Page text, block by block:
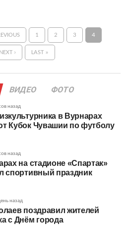
1 2 3 4
NEXT › LAST »
ВИДЕО ФОТО
назад
в Вурнарах
Кубок Чувашии по футболу
назад
на стадионе «Спартак»
спортивный праздник
назад
поздравил жителей
с Днём города